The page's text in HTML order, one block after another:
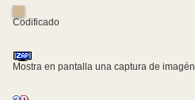
Codificado
Mostra en pantalla una captura de imagén